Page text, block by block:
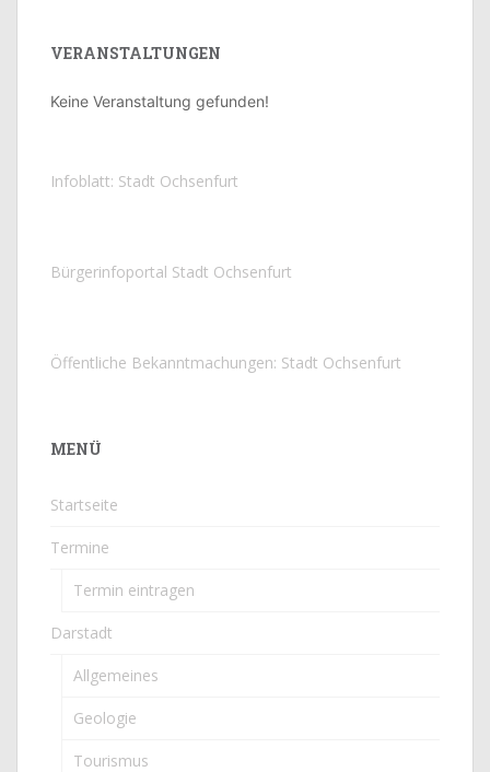
VERANSTALTUNGEN
Keine Veranstaltung gefunden!
Infoblatt: Stadt Ochsenfurt
Bürgerinfoportal Stadt Ochsenfurt
Öffentliche Bekanntmachungen: Stadt Ochsenfurt
MENÜ
Startseite
Termine
Termin eintragen
Darstadt
Allgemeines
Geologie
Tourismus